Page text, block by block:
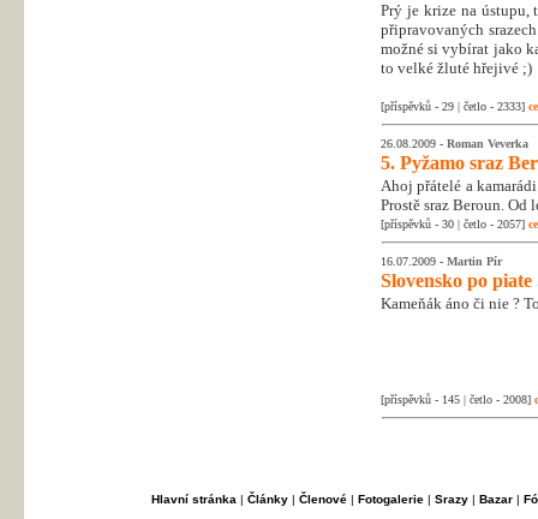
Prý je krize na ústupu,
připravovaných
možné si vybírat jako
to velké žluté hřejivé ;)
[příspěvků - 29 | četlo - 2333]
26.08.2009 - Roman Veverka
5. Pyžamo sraz
Ahoj přátelé a
Prostě sraz Beroun.
[příspěvků - 30 | četlo - 2057]
16.07.2009 - Martin Pír
Slovensko po piate
Kameňák áno či nie ?
[příspěvků - 145 | četlo - 2008]
Hlavní stránka | Články| Členové| Fotogalerie| Srazy| Bazar|